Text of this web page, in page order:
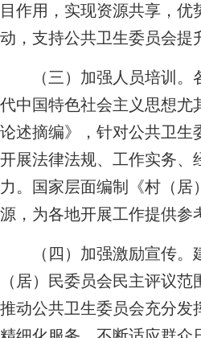
目作用，实现资源共享，
动，支持公共卫生委员会提
（三）加强人员培训。各
代中国特色社会主义思想尤
论述摘编》，针对公共卫生
开展法律法规、工作实务、
力。国家层面编制《村（
源，为各地开展工作提供参
（四）加强激励宣传。建
（居）民委员会民主评议
推动公共卫生委员会充分发